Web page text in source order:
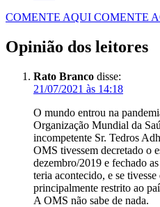
COMENTE AQUI COMENTE
Opinião dos leitores
Rato Branco disse:
21/07/2021 às 14:18
O mundo entrou na
Organização Mundial da
incompetente Sr. Tedros
OMS tivessem decretado o
dezembro/2019 e fechado
teria acontecido, e se
principalmente restrito ao
A OMS não sabe de nada.